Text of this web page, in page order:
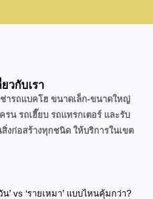
ยวกับเรา
ช่ารถแบคโฮ ขนาดเล็ก-ขนาดใหญ่
น รถเฮี๊ยบ รถแทรกเตอร์ และรับ
งก่อสร้างทุกชนิด ให้บริการในเขต
’ vs ‘รายเหมา’ แบบไหนคุ้มกว่า?